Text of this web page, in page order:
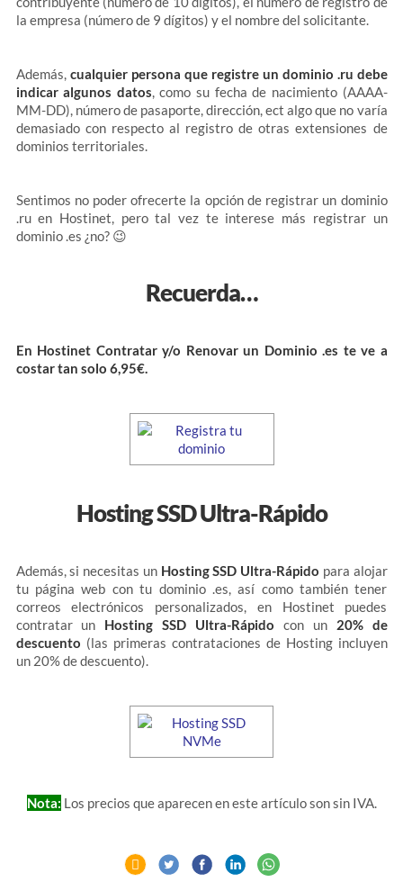
la empresa (número de 9 dígitos) y el nombre del solicitante.
Además, cualquier persona que registre un dominio .ru debe
indicar algunos datos, como su fecha de nacimiento (AAAA-
MM-DD), número de pasaporte, dirección, ect algo que no varía
demasiado con respecto al registro de otras extensiones de
dominios territoriales.
Sentimos no poder ofrecerte la opción de registrar un dominio
.ru en Hostinet, pero tal vez te interese más registrar un
dominio .es ¿no? 😉
Recuerda…
En Hostinet Contratar y/o Renovar un Dominio .es te ve a
costar tan solo 6,95€.
Hosting SSD Ultra-Rápido
Además, si necesitas unHosting SSD Ultra-Rápido para alojar
tu página web con tu dominio .es, así como también tener
correos electrónicos personalizados, en Hostinet puedes
contratar un Hosting SSD Ultra-Rápido con un 20% de
descuento (las primeras contrataciones de Hosting incluyen
un 20% de descuento).
Nota: Los precios que aparecen en este artículo son sin IVA.